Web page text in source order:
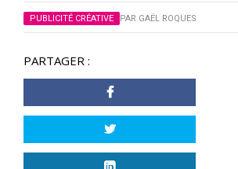
PUBLICITÉ CRÉATIVE PAR GAËL ROQUES
PARTAGER :